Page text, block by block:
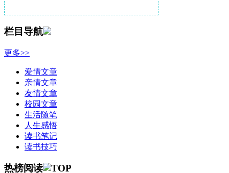
栏目导航
更多>>
爱情文章
亲情文章
友情文章
校园文章
生活随笔
人生感悟
读书笔记
读书技巧
热榜阅读